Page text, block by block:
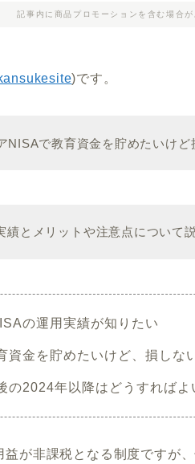
記事内に商品プロモーションを含む場合が
)です。
NISAで教育資金を貯めたいけど
績とメリットや注意点について
の運用実績が知りたい
資金を貯めたいけど、損しな
の2024年以降はどうすればよ
が非課税となる制度ですが